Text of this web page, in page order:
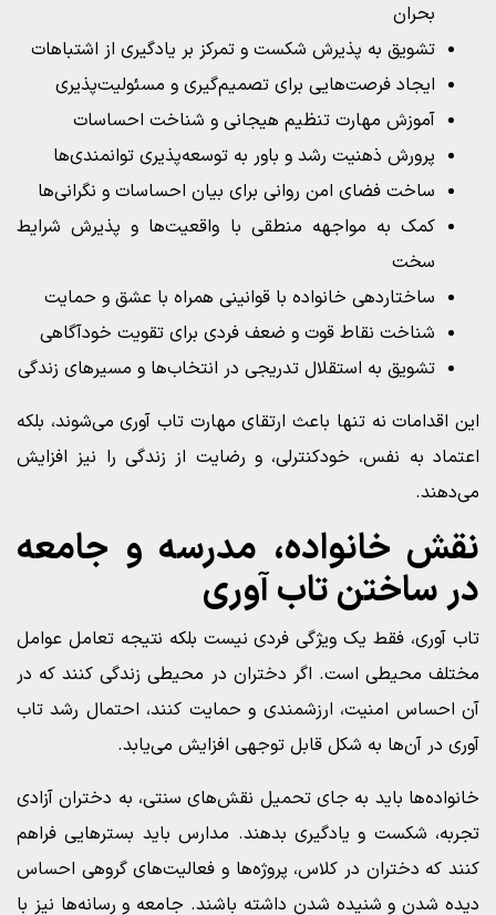
بحران
تشویق به پذیرش شکست و تمرکز بر یادگیری از اشتباهات
ایجاد فرصت‌هایی برای تصمیم‌گیری و مسئولیت‌پذیری
آموزش مهارت تنظیم هیجانی و شناخت احساسات
پرورش ذهنیت رشد و باور به توسعه‌پذیری توانمندی‌ها
ساخت فضای امن روانی برای بیان احساسات و نگرانی‌ها
کمک به مواجهه منطقی با واقعیت‌ها و پذیرش شرایط
سخت
ساختاردهی خانواده با قوانینی همراه با عشق و حمایت
شناخت نقاط قوت و ضعف فردی برای تقویت خودآگاهی
تشویق به استقلال تدریجی در انتخاب‌ها و مسیرهای زندگی
این اقدامات نه تنها باعث ارتقای مهارت تاب آوری می‌شوند، بلکه
اعتماد به نفس، خودکنترلی، و رضایت از زندگی را نیز افزایش
می‌دهند.
نقش خانواده، مدرسه و جامعه
در ساختن تاب آوری
تاب آوری، فقط یک ویژگی فردی نیست بلکه نتیجه تعامل عوامل
مختلف محیطی است. اگر دختران در محیطی زندگی کنند که در
آن احساس امنیت، ارزشمندی و حمایت کنند، احتمال رشد تاب
آوری در آن‌ها به شکل قابل توجهی افزایش می‌یابد.
خانواده‌ها باید به جای تحمیل نقش‌های سنتی، به دختران آزادی
تجربه، شکست و یادگیری بدهند. مدارس باید بسترهایی فراهم
کنند که دختران در کلاس، پروژه‌ها و فعالیت‌های گروهی احساس
دیده شدن و شنیده شدن داشته باشند. جامعه و رسانه‌ها نیز با